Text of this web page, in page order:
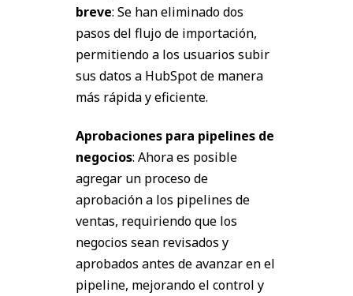
breve: Se han eliminado dos
pasos del flujo de importación,
permitiendo a los usuarios subir
sus datos a HubSpot de manera
más rápida y eficiente.
Aprobaciones para pipelines de
negocios: Ahora es posible
agregar un proceso de
aprobación a los pipelines de
ventas, requiriendo que los
negocios sean revisados y
aprobados antes de avanzar en el
pipeline, mejorando el control y